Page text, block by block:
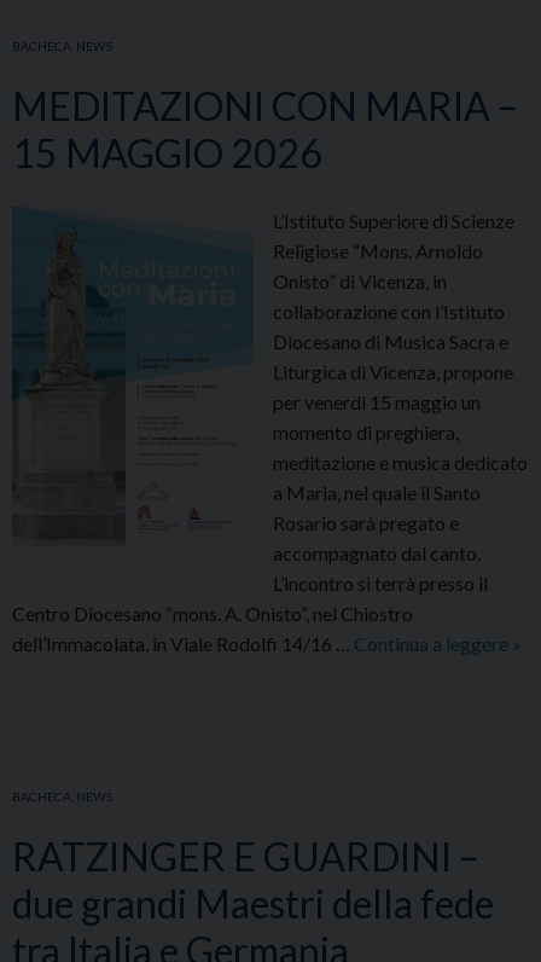
BACHECA NEWS
MEDITAZIONI CON MARIA –
15 MAGGIO 2026
L’Istituto Superiore di Scienze
Religiose “Mons. Arnoldo
Onisto” di Vicenza, in
collaborazione con l’Istituto
Diocesano di Musica Sacra e
Liturgica di Vicenza, propone
per venerdì 15 maggio un
momento di preghiera,
meditazione e musica dedicato
a Maria, nel quale il Santo
Rosario sarà pregato e
accompagnato dal canto.
L’incontro si terrà presso il
Centro Diocesano “mons. A. Onisto”, nel Chiostro
dell’Immacolata, in Viale Rodolfi 14/16 … Continua a leggere »
BACHECA NEWS
RATZINGER E GUARDINI –
due grandi Maestri della fede
tra Italia e Germania